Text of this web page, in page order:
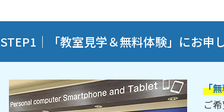
STEP1｜「教室見学＆無料体験」にお申
「
ご